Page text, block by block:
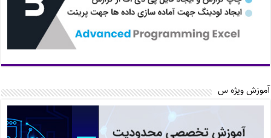
آموزش ویژه س